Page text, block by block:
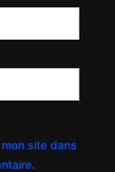
site dans